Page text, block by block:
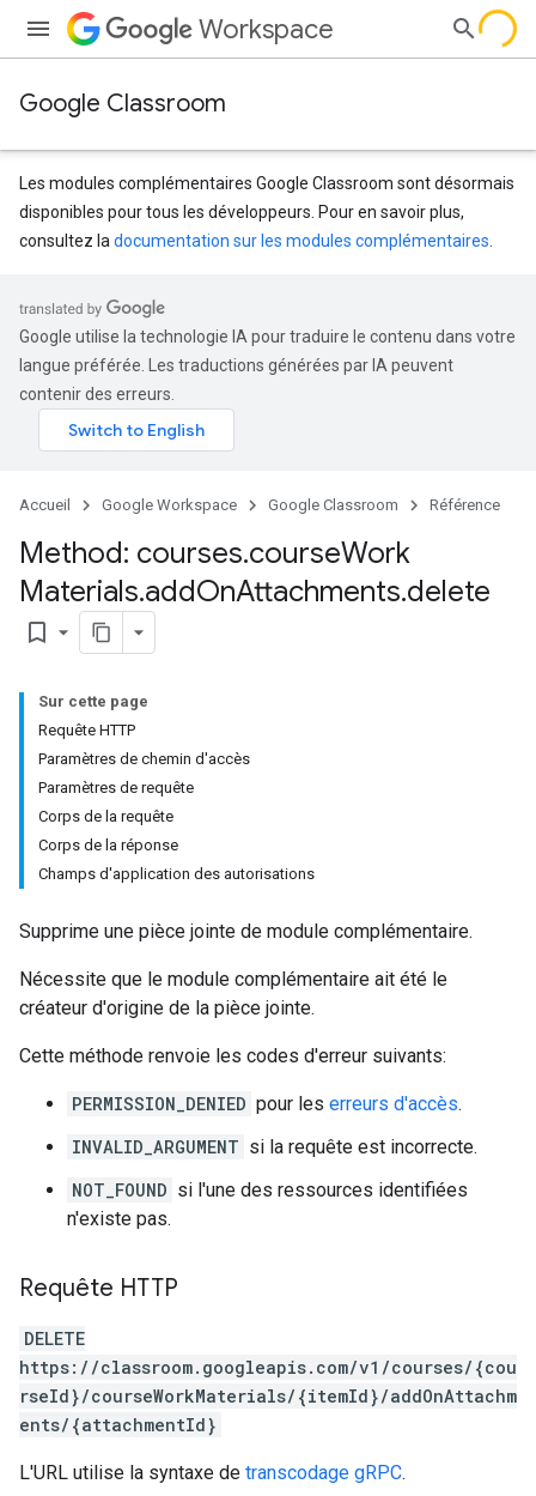
Workspace
Google Classroom
Les modules complémentaires Google Classroom sont désormais
disponibles pour tous les développeurs. Pour en savoir plus,
consultez la documentation sur les modules complémentaires
Google utilise la technologie IA pour traduire le contenu dans votre
langue préférée. Les traductions générées par IA peuvent
contenir des erreurs.
Accueil Google Workspace Google Classroom Référence
Method: courses.courseWork
Materials.addOnAttachments.delete
bookmark_border
Sur cette page
Requête HTTP
Paramètres de chemin d'accès
Paramètres de requête
Corps de la requête
Corps de la réponse
Champs d'application des autorisations
Supprime une pièce jointe de module complémentaire.
Nécessite que le module complémentaire ait été le
créateur d'origine de la pièce jointe.
Cette méthode renvoie les codes d'erreur suivants:
PERMISSION_DENIED pour les erreurs d'accès.
INVALID_ARGUMENT si la requête est incorrecte.
NOT_FOUND si l'une des ressources identifiées
n'existe pas.
Requête HTTP
DELETE
https://classroom.googleapis.com/v1/courses/{cou
rseId}/courseWorkMaterials/{itemId}/addOnAttachm
ents/{attachmentId}
L'URL utilise la syntaxe de transcodage gRPC.